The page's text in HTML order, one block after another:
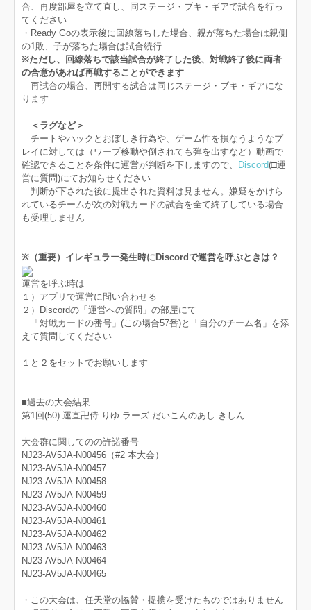
合、再度部屋を立て直し、同ステージ・ブキ・ギアで試合を行っ
てください
・Ready Goの表示後に回線落ちした場合、親が落ちた場合は親側
の1敗、子が落ちた場合は試合続行
※ただし、回線落ちで該当試合が終了した後、対戦終了後に両者
の合意があれば再戦することができます
再試合の場合、再開する試合は同じステージ・ブキ・ギアにな
ります
＜ラグなど＞
チートやハックとおぼしき行為や、ゲーム性を損なうようなプ
レイに対しては（ワープ移動や倒されても弾を出すなど）動画で
確認できることを条件に運営が判断を下しますので、
Discord(□運
営に質問)にてお知らせください
判断が下された後に提出された資料は見ません。嫌疑をかけら
れているチームが次の対戦カードの試合を全て終了している場合
も受理しません
※（重要）イレギュラー発生時にDiscordで運営を呼ぶときは？
運営を呼ぶ時は
１）アプリで運営に問い合わせる
２）Discordの「運営への質問」の部屋にて
「対戦カードの番号」(この場合57番)と「自分のチーム名」を添
えて質問してください
１と２をセットでお願いします
■過去の大会結果
第1回(50) 運直卍侍 りゆ ラーズ だいこんのあし きしん
大会群に関してのの許諾番号
NJ23-AV5JA-N00456（#2 本大会）
NJ23-AV5JA-N00457
NJ23-AV5JA-N00458
NJ23-AV5JA-N00459
NJ23-AV5JA-N00460
NJ23-AV5JA-N00461
NJ23-AV5JA-N00462
NJ23-AV5JA-N00463
NJ23-AV5JA-N00464
NJ23-AV5JA-N00465
・この大会は、任天堂の協賛・提携を受けたものではありません